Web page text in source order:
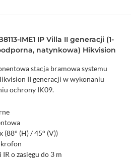
IME1 IP Villa II generacji (1-
natynkowa) Hikvision
stacja bramowa systemu
II generacji w wykonaniu
ochrony IK09.
(H) / 45° (V))
o zasięgu do 3 m